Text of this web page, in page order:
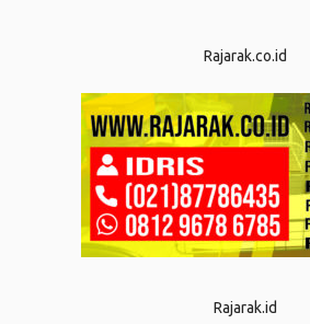
Rajarak.co.id
Rajarak.id